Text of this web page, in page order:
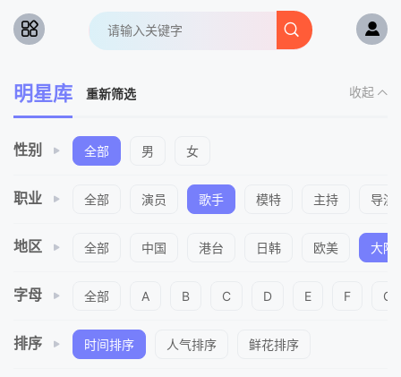
明星库 重新筛选 收起
性别 全部 男 女
职业 全部 演员 歌手 模特 主持 导演
地区 全部 中国 港台 日韩 欧美 大陆
字母 全部 A B C D E F G
排序 时间排序 人气排序 鲜花排序